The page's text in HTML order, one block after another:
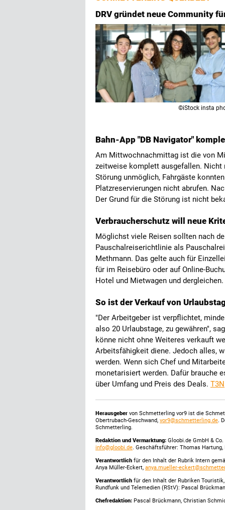
DRV gründet neue Community
©iStock insta
Bahn-App "DB Navigator"
Am Mittwochnachmittag ist die von
zeitweise komplett ausgefallen. Nicht
Störung unmöglich, Fahrgäste
Platzreservierungen nicht abrufen.
Der Grund für die Störung ist nicht
Verbraucherschutz will neue
Möglichst viele Reisen sollten nach
Pauschalreiserichtlinie als
Methmann. Das gelte auch für
für im Reisebüro oder auf Online-
Hotel und Mietwagen und dergleichen.
So ist der Verkauf von
"Der Arbeitgeber ist verpflichtet,
also 20 Urlaubstage, zu gewähren",
könne nicht ohne Weiteres verkauft
Arbeitsfähigkeit diene. Jedoch alles,
werden. Wenn sich Chef und
monetarisiert werden. Dafür brauche
über Umfang und Preis des Deals. T3N
Herausgeber von Schmetterling vor9 ist die
Obertrubach-Geschwand, vor9@schmetterling.de.
Schmetterling.
Redaktion und Vermarktung: Gloobi.de GmbH &
info@gloobi.de. Geschäftsführer: Thomas
Verantwortlich für den Inhalt der Rubrik Intern
Anya Müller-Eckert, anya.mueller-
Verantwortlich für den Inhalt der Rubriken
Rundfunk und Telemedien (RStV): Pascal
Chefredaktion: Pascal Brückmann, Christian